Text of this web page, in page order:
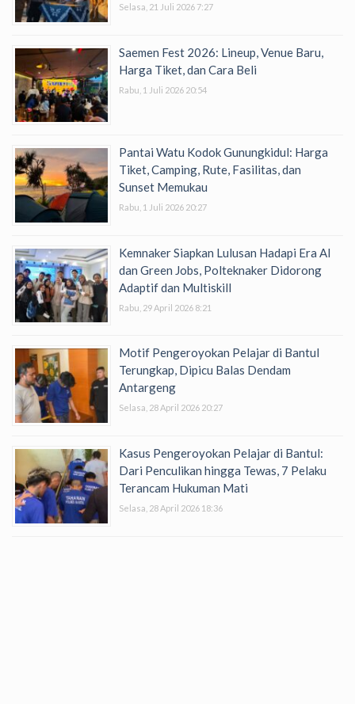
Selasa, 21 Juli 2026 7:27
Saemen Fest 2026: Lineup, Venue Baru,
Harga Tiket, dan Cara Beli
Rabu, 1 Juli 2026 20:54
Pantai Watu Kodok Gunungkidul: Harga
Tiket, Camping, Rute, Fasilitas, dan
Sunset Memukau
Rabu, 1 Juli 2026 20:27
Kemnaker Siapkan Lulusan Hadapi Era AI
dan Green Jobs, Polteknaker Didorong
Adaptif dan Multiskill
Rabu, 29 April 2026 8:21
Motif Pengeroyokan Pelajar di Bantul
Terungkap, Dipicu Balas Dendam
Antargeng
Selasa, 28 April 2026 20:27
Kasus Pengeroyokan Pelajar di Bantul:
Dari Penculikan hingga Tewas, 7 Pelaku
Terancam Hukuman Mati
Selasa, 28 April 2026 18:36